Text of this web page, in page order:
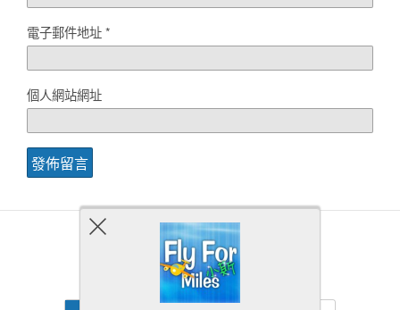
電子郵件地址*
個人網站網址
Back to top